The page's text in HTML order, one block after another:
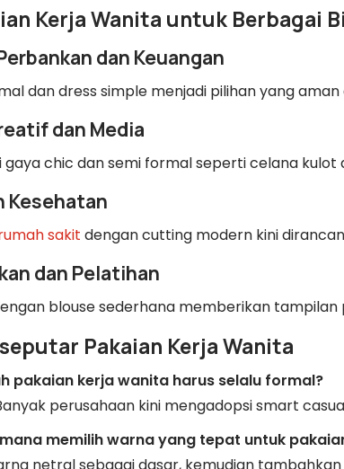
Kerja Wanita untuk Berbagai
dan Keuangan
dan dress simple menjadi pilihan yang
dan Media
gaya chic dan semi formal seperti celana
Kesehatan
sakit dengan cutting modern kini
dan Pelatihan
blouse sederhana memberikan
Pakaian Kerja Wanita
pakaian kerja wanita harus selalu formal?
perusahaan kini mengadopsi smart
memilih warna yang tepat untuk